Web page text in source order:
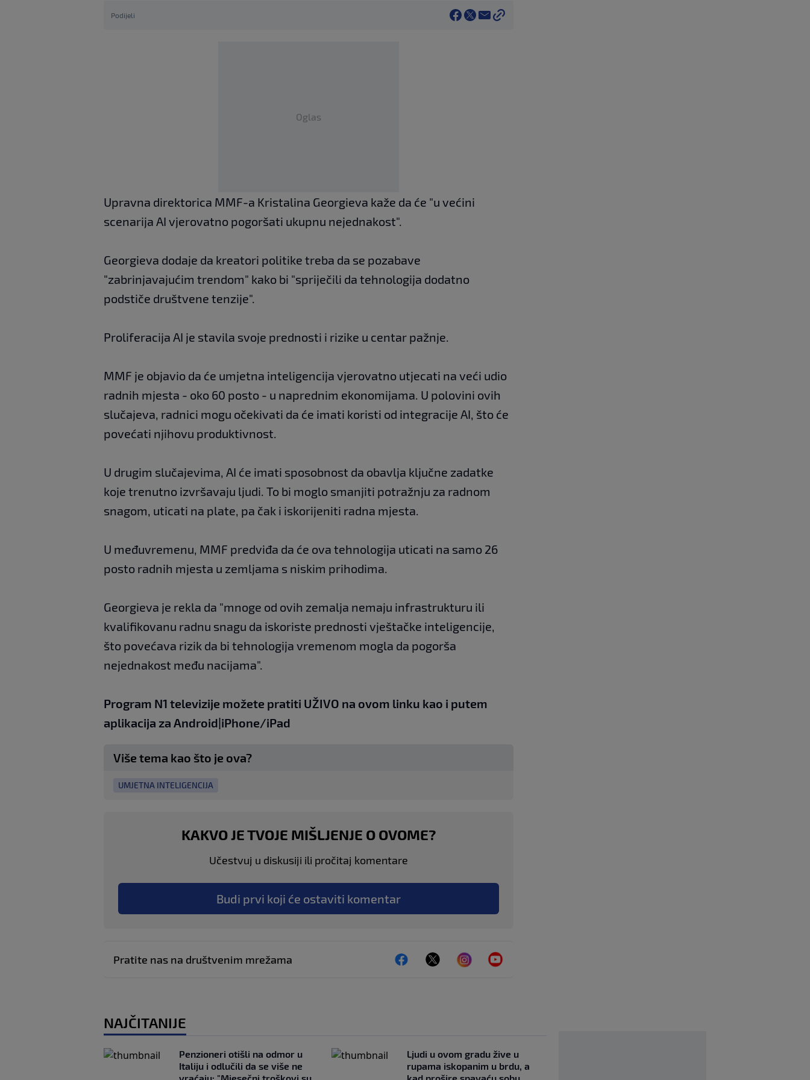
Podijeli
Oglas
Upravna direktorica MMF-a Kristalina Georgieva kaže da će "u većini
scenarija AI vjerovatno pogoršati ukupnu nejednakost".
Georgieva dodaje da kreatori politike treba da se pozabave
"zabrinjavajućim trendom" kako bi "spriječili da tehnologija dodatno
podstiče društvene tenzije".
Proliferacija AI je stavila svoje prednosti i rizike u centar pažnje.
MMF je objavio da će umjetna inteligencija vjerovatno utjecati na veći udio
radnih mjesta - oko 60 posto - u naprednim ekonomijama. U polovini ovih
slučajeva, radnici mogu očekivati ​​da će imati koristi od integracije AI, što će
povećati njihovu produktivnost.
U drugim slučajevima, AI će imati sposobnost da obavlja ključne zadatke
koje trenutno izvršavaju ljudi. To bi moglo smanjiti potražnju za radnom
snagom, uticati na plate, pa čak i iskorijeniti radna mjesta.
U međuvremenu, MMF predviđa da će ova tehnologija uticati na samo 26
posto radnih mjesta u zemljama s niskim prihodima.
Georgieva je rekla da "mnoge od ovih zemalja nemaju infrastrukturu ili
kvalifikovanu radnu snagu da iskoriste prednosti vještačke inteligencije,
što povećava rizik da bi tehnologija vremenom mogla da pogorša
nejednakost među nacijama".
Program N1 televizije možete pratiti UŽIVO na ovom linku kao i putem
aplikacija za Android|iPhone/iPad
Više tema kao što je ova?
UMJETNA INTELIGENCIJA
KAKVO JE TVOJE MIŠLJENJE O OVOME?
Učestvuj u diskusiji ili pročitaj komentare
Budi prvi koji će ostaviti komentar
Pratite nas na društvenim mrežama
NAJČITANIJE
Penzioneri otišli na odmor u
Italiju i odlučili da se više ne
Ljudi u ovom gradu žive u
rupama iskopanim u brdu, a